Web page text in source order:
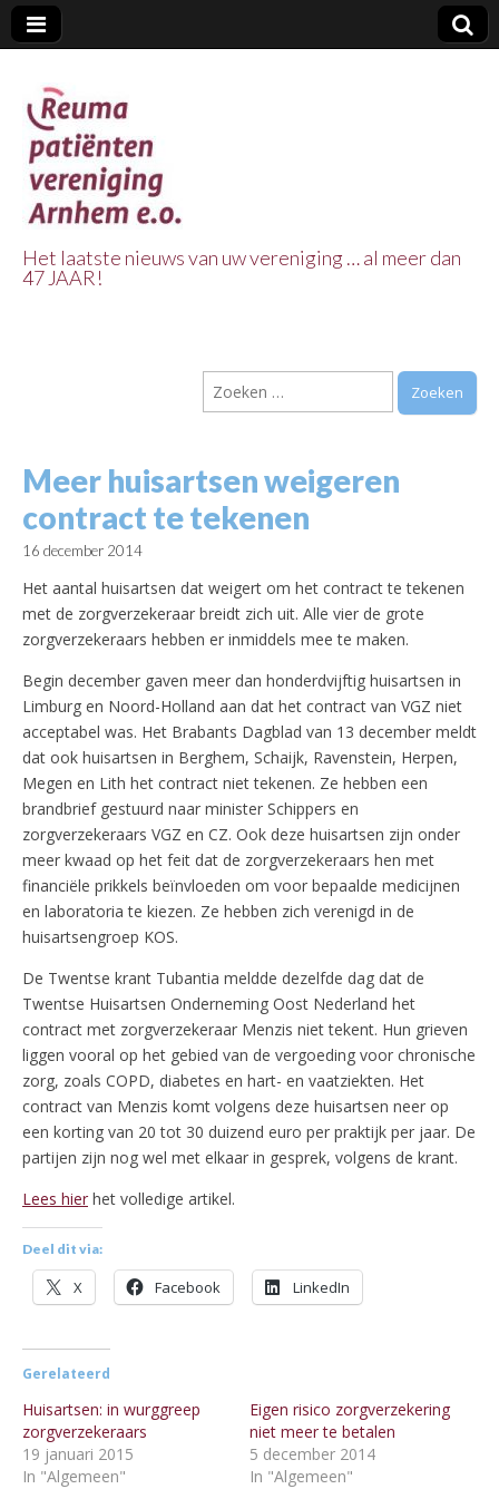
Vereniging
Arnhem e.o.
Het laatste nieuws van uw vereniging … al meer dan
47 JAAR!
Zoeken
naar:
Meer huisartsen weigeren
contract te tekenen
16 december 2014
Het aantal huisartsen dat weigert om het contract te tekenen
met de zorgverzekeraar breidt zich uit. Alle vier de grote
zorgverzekeraars hebben er inmiddels mee te maken.
Begin december gaven meer dan honderdvijftig huisartsen in
Limburg en Noord-Holland aan dat het contract van VGZ niet
acceptabel was. Het Brabants Dagblad van 13 december meldt
dat ook huisartsen in Berghem, Schaijk, Ravenstein, Herpen,
Megen en Lith het contract niet tekenen. Ze hebben een
brandbrief gestuurd naar minister Schippers en
zorgverzekeraars VGZ en CZ. Ook deze huisartsen zijn onder
meer kwaad op het feit dat de zorgverzekeraars hen met
financiële prikkels beïnvloeden om voor bepaalde medicijnen
en laboratoria te kiezen. Ze hebben zich verenigd in de
huisartsengroep KOS.
De Twentse krant Tubantia meldde dezelfde dag dat de
Twentse Huisartsen Onderneming Oost Nederland het
contract met zorgverzekeraar Menzis niet tekent. Hun grieven
liggen vooral op het gebied van de vergoeding voor chronische
zorg, zoals COPD, diabetes en hart- en vaatziekten. Het
contract van Menzis komt volgens deze huisartsen neer op
een korting van 20 tot 30 duizend euro per praktijk per jaar. De
partijen zijn nog wel met elkaar in gesprek, volgens de krant.
Lees hier het volledige artikel.
Deel dit via:
X Facebook LinkedIn
Gerelateerd
Huisartsen: in wurggreep
zorgverzekeraars
19 januari 2015
In "Algemeen"
Eigen risico zorgverzekering
niet meer te betalen
5 december 2014
In "Algemeen"